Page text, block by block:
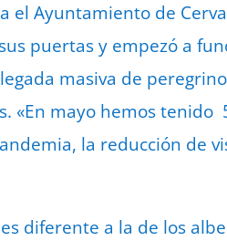
el Ayuntamiento de
puertas y empezó a
masiva de
«En mayo hemos tenido
la reducción de
diferente a la de los